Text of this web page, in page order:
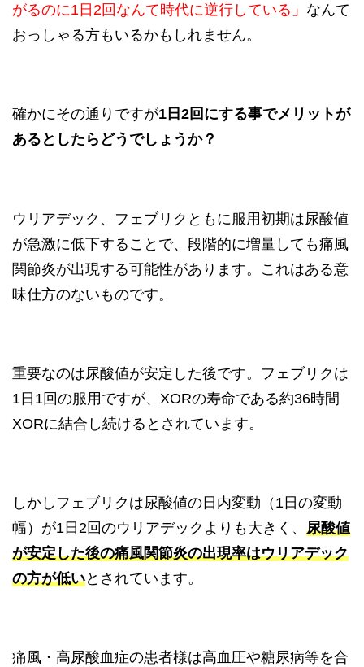
がるのに1日2回なんて時代に逆行している」 なんて
おっしゃる方もいるかもしれません。
確かにその通りですが1日2回にする事でメリットが
あるとしたらどうでしょうか？
ウリアデック、フェブリクともに服用初期は尿酸値
が急激に低下することで、段階的に増量しても痛風
関節炎が出現する可能性があります。これはある意
味仕方のないものです。
重要なのは尿酸値が安定した後です。フェブリクは
1日1回の服用ですが、XORの寿命である約36時間
XORに結合し続けるとされています。
しかしフェブリクは尿酸値の日内変動（1日の変動
幅）が1日2回のウリアデックよりも大きく、 尿酸値
が安定した後の痛風関節炎の出現率はウリアデック
の方が低いとされています。
痛風・高尿酸血症の患者様は高血圧や糖尿病等を合